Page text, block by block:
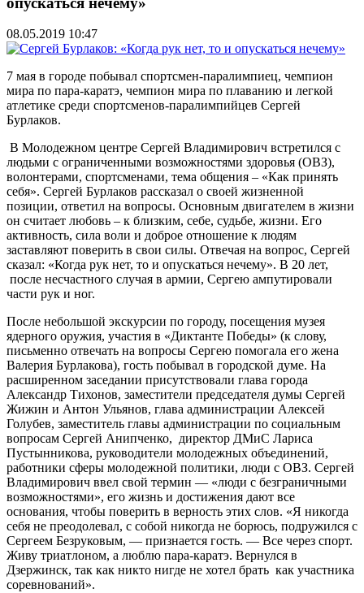
08.05.2019 10:47
7 мая в городе побывал спортсмен-паралимпиец, чемпион
мира по пара-каратэ, чемпион мира по плаванию и легкой
атлетике среди спортсменов-паралимпийцев Сергей
Бурлаков.
В Молодежном центре Сергей Владимирович встретился с
людьми с ограниченными возможностями здоровья (ОВЗ),
волонтерами, спортсменами, тема общения – «Как принять
себя». Сергей Бурлаков рассказал о своей жизненной
позиции, ответил на вопросы. Основным двигателем в жизни
он считает любовь – к близким, себе, судьбе, жизни. Его
активность, сила воли и доброе отношение к людям
заставляют поверить в свои силы. Отвечая на вопрос, Сергей
сказал: «Когда рук нет, то и опускаться нечему». В 20 лет,
после несчастного случая в армии, Сергею ампутировали
части рук и ног.
После небольшой экскурсии по городу, посещения музея
ядерного оружия, участия в «Диктанте Победы» (к слову,
письменно отвечать на вопросы Сергею помогала его жена
Валерия Бурлакова), гость побывал в городской думе. На
расширенном заседании присутствовали глава города
Александр Тихонов, заместители председателя думы Сергей
Жижин и Антон Ульянов, глава администрации Алексей
Голубев, заместитель главы администрации по социальным
вопросам Сергей Анипченко, директор ДМиС Лариса
Пустынникова, руководители молодежных объединений,
работники сферы молодежной политики, люди с ОВЗ. Сергей
Владимирович ввел свой термин — «люди с безграничными
возможностями», его жизнь и достижения дают все
основания, чтобы поверить в верность этих слов. «Я никогда
себя не преодолевал, с собой никогда не борюсь, подружился с
Сергеем Безруковым, — признается гость. — Все через спорт.
Живу триатлоном, а люблю пара-каратэ. Вернулся в
Дзержинск, так как никто нигде не хотел брать как участника
соревнований».